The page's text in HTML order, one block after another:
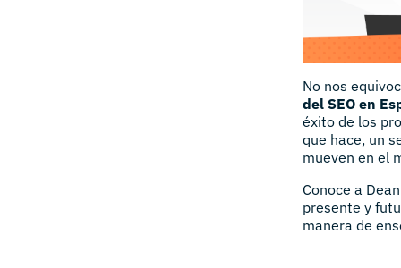
No nos
del SEO en
éxito de los
que hace, un
mueven en el
Conoce a
presente y
manera de